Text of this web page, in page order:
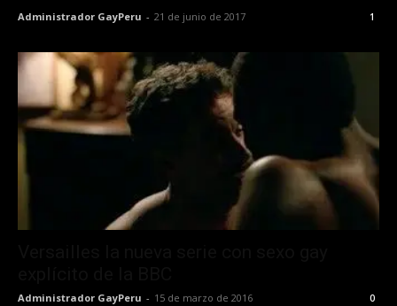
Administrador GayPeru - 21 de junio de 2017 1
Administrador GayPeru - 15 de marzo de 2016 0